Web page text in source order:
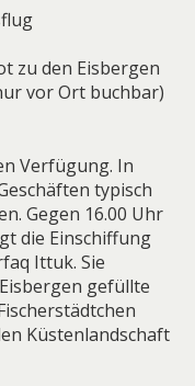
zu den Eisbergen
vor Ort buchbar)
Verfügung. In
typisch
Gegen 16.00 Uhr
die Einschiffung
Ittuk. Sie
gefüllte
Küstenlandschaft